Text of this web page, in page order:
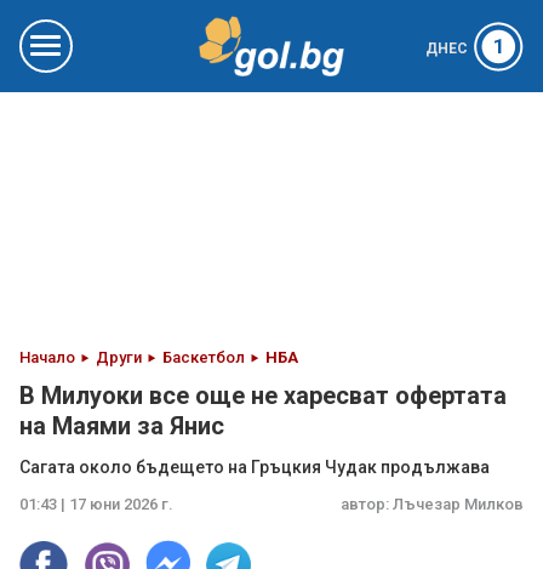
ДНЕС 1
Начало Други Баскетбол НБА
В Милуоки все още не харесват офертата
на Маями за Янис
Сагата около бъдещето на Гръцкия Чудак продължава
01:43 | 17 юни 2026 г. автор: Лъчезар Милков